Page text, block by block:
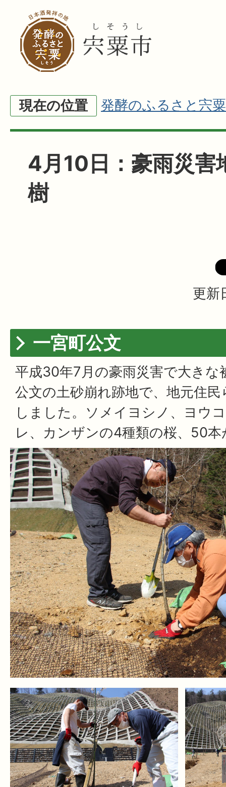
現在の位置 発酵のふるさと宍粟
4月10日：豪雨災害
樹
更新
一宮町公文
平成30年7月の豪雨災害で大きな
公文の土砂崩れ跡地で、地元住
しました。ソメイヨシノ、ヨウ
レ、カンザンの4種類の桜、50